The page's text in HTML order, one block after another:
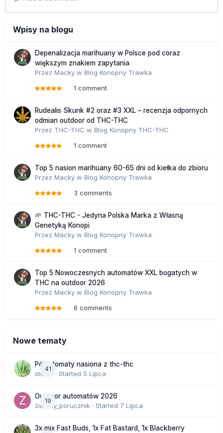
Wpisy na blogu
Depenalizacja marihuany w Polsce pod coraz
większym znakiem zapytania
Przez Macky w Blog Konopny Trawka
1 comment
Rudealis Skunk #2 oraz #3 XXL – recenzja odpornych
odmian outdoor od THC-THC
Przez THC-THC w Blog Konopny THC-THC
1 comment
Top 5 nasion marihuany 60-65 dni od kiełka do zbioru
Przez Macky w Blog Konopny Trawka
3 comments
🌱 THC-THC - Jedyna Polska Marka z Własną
Genetyką Konopi
Przez Macky w Blog Konopny Trawka
1 comment
Top 5 Nowoczesnych automatów XXL bogatych w
THC na outdoor 2026
Przez Macky w Blog Konopny Trawka
6 comments
Nowe tematy
41
Półautomaty nasiona z thc-thc
stix33 · Started 5 Lipca
19
Outdoor automatów 2026
zielony_porucznik · Started 7 Lipca
3x mix Fast Buds, 1x Fat Bastard, 1x Blackberry